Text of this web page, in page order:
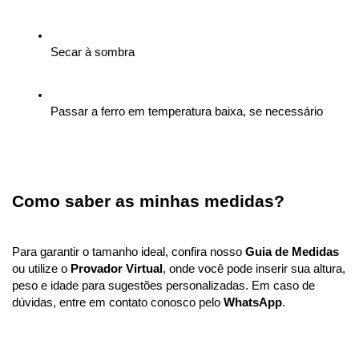
Secar à sombra
Passar a ferro em temperatura baixa, se necessário
Como saber as minhas medidas?
Para garantir o tamanho ideal, confira nosso Guia de Medidas
ou utilize o Provador Virtual, onde você pode inserir sua altura,
peso e idade para sugestões personalizadas. Em caso de
dúvidas, entre em contato conosco pelo WhatsApp.